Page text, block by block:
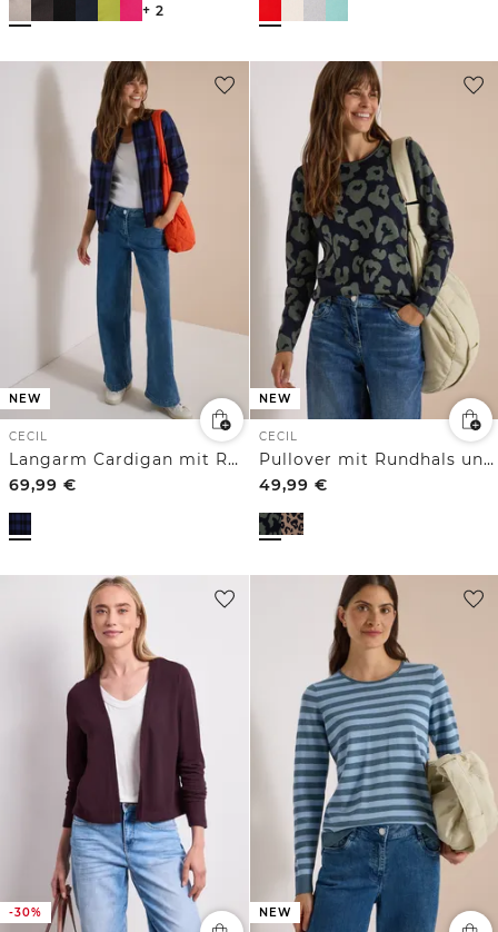
+ 2
NEW
CECIL
Langarm Cardigan mit Rundhals und Zipper
69,99 €
NEW
CECIL
Pullover mit Rundhals und Leo-Muster
49,99 €
-30% NEW